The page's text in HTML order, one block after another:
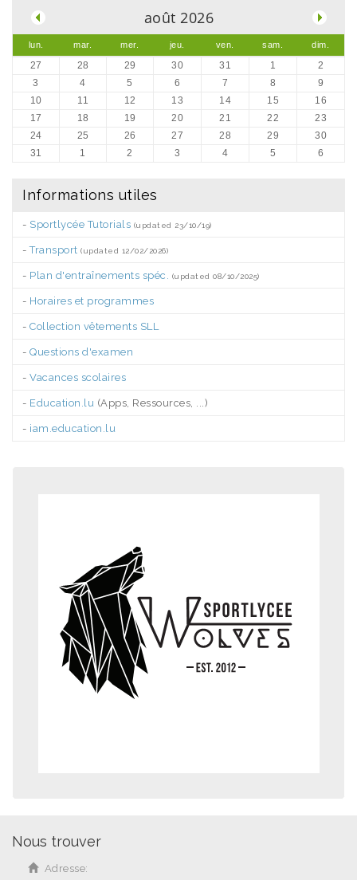
août 2026
lun. mar. mer. jeu. ven. sam. dim.
27 28 29 30 31 1
2
3
4 5 6 7 8
9
10
11 12 13 14 15
16
17
18 19 20 21 22
23
24
25 26 27 28 29
30
31
1 2 3 4 5 6
Informations utiles
- Sportlycée Tutorials (updated 23/10/19)
-Transport (updated 12/02/2026)
- Plan d'entraînements spéc. (updated 08/10/2025)
- Horaires et programmes
- Collection vêtements SLL
- Questions d'examen
- Vacances scolaires
- Education.lu (Apps, Ressources, ...)
- iam.education.lu
Nous trouver
Adresse: